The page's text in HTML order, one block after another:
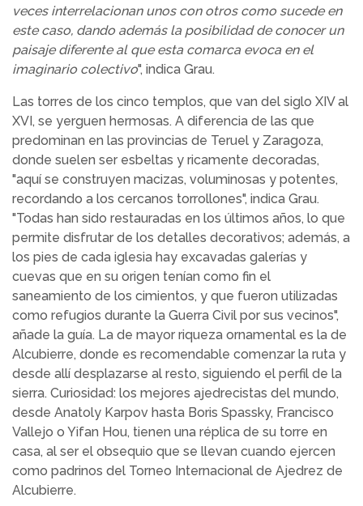
veces interrelacionan unos con otros como sucede en
este caso, dando además la posibilidad de conocer un
paisaje diferente al que esta comarca evoca en el
imaginario colectivo", indica Grau.
Las torres de los cinco templos, que van del siglo XIV al
XVI, se yerguen hermosas. A diferencia de las que
predominan en las provincias de Teruel y Zaragoza,
donde suelen ser esbeltas y ricamente decoradas,
"aquí se construyen macizas, voluminosas y potentes,
recordando a los cercanos torrollones", indica Grau.
"Todas han sido restauradas en los últimos años, lo que
permite disfrutar de los detalles decorativos; además, a
los pies de cada iglesia hay excavadas galerías y
cuevas que en su origen tenían como fin el
saneamiento de los cimientos, y que fueron utilizadas
como refugios durante la Guerra Civil por sus vecinos",
añade la guía. La de mayor riqueza ornamental es la de
Alcubierre, donde es recomendable comenzar la ruta y
desde allí desplazarse al resto, siguiendo el perfil de la
sierra. Curiosidad: los mejores ajedrecistas del mundo,
desde Anatoly Karpov hasta Boris Spassky, Francisco
Vallejo o Yifan Hou, tienen una réplica de su torre en
casa, al ser el obsequio que se llevan cuando ejercen
como padrinos del Torneo Internacional de Ajedrez de
Alcubierre.